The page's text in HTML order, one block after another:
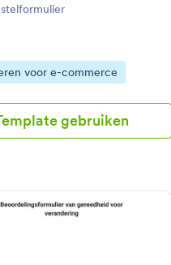
voor e-commerce
gebruiken